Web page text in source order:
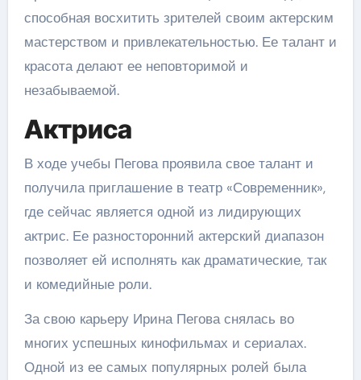
способная восхитить зрителей своим актерским
мастерством и привлекательностью. Ее талант и
красота делают ее неповторимой и
незабываемой.
Актриса
В ходе учебы Пегова проявила свое талант и
получила приглашение в театр «Современник»,
где сейчас является одной из лидирующих
актрис. Ее разносторонний актерский диапазон
позволяет ей исполнять как драматические, так
и комедийные роли.
За свою карьеру Ирина Пегова снялась во
многих успешных кинофильмах и сериалах.
Одной из ее самых популярных ролей была